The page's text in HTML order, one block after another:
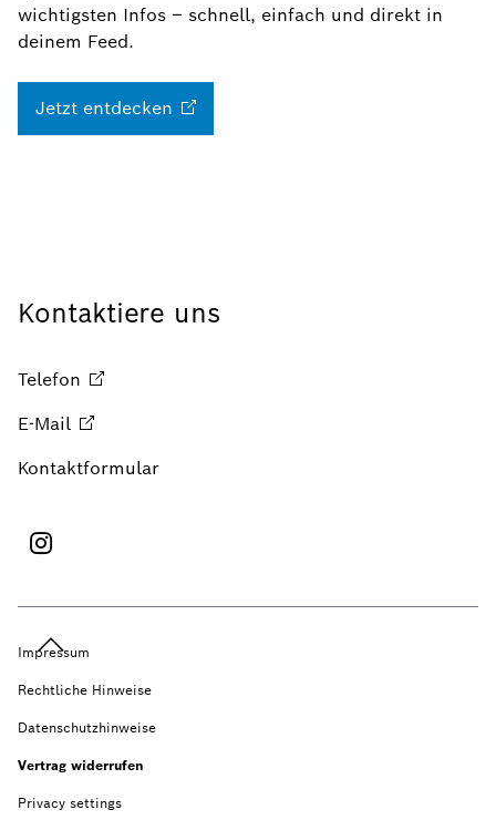
wichtigsten Infos – schnell, einfach und direkt in
deinem Feed.
Jetzt entdecken
Kontaktiere uns
Telefon
E-Mail
Kontaktformular
Impressum
Rechtliche Hinweise
Datenschutzhinweise
Vertrag widerrufen
Privacy settings